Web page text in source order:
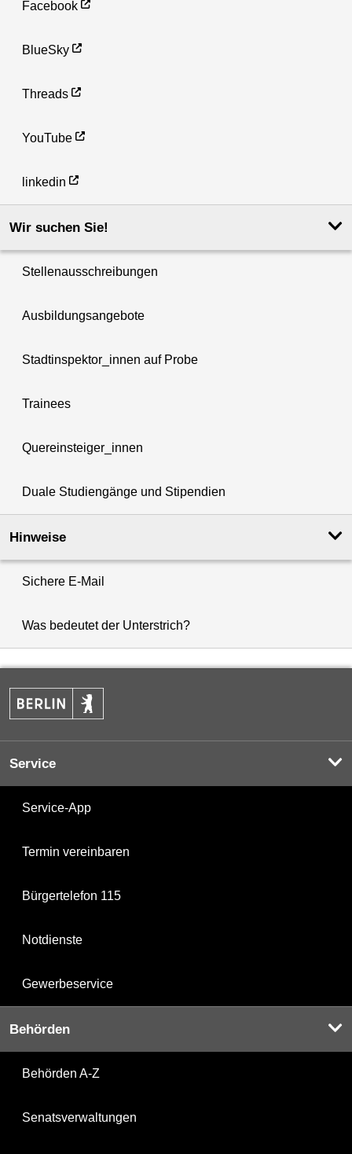
Facebook
BlueSky
Threads
YouTube
linkedin
Wir suchen Sie!
Stellenausschreibungen
Ausbildungsangebote
Stadtinspektor_innen auf Probe
Trainees
Quereinsteiger_innen
Duale Studiengänge und Stipendien
Hinweise
Sichere E-Mail
Was bedeutet der Unterstrich?
Service
Service-App
Termin vereinbaren
Bürgertelefon 115
Notdienste
Gewerbeservice
Behörden
Behörden A-Z
Senatsverwaltungen